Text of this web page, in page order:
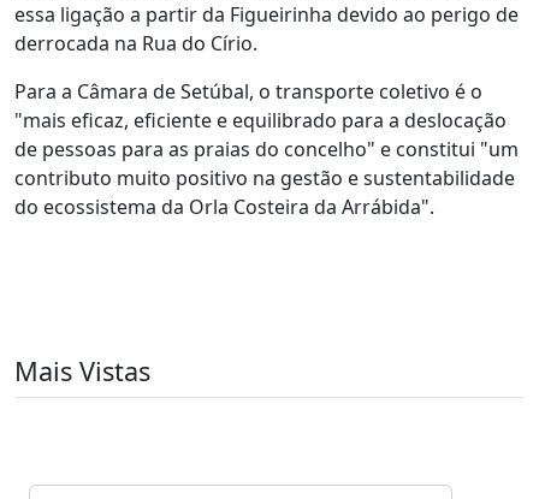
essa ligação a partir da Figueirinha devido ao perigo de
derrocada na Rua do Círio.
Para a Câmara de Setúbal, o transporte coletivo é o
"mais eficaz, eficiente e equilibrado para a deslocação
de pessoas para as praias do concelho" e constitui "um
contributo muito positivo na gestão e sustentabilidade
do ecossistema da Orla Costeira da Arrábida".
Mais Vistas